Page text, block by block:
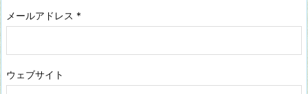
メールアドレス *
ウェブサイト